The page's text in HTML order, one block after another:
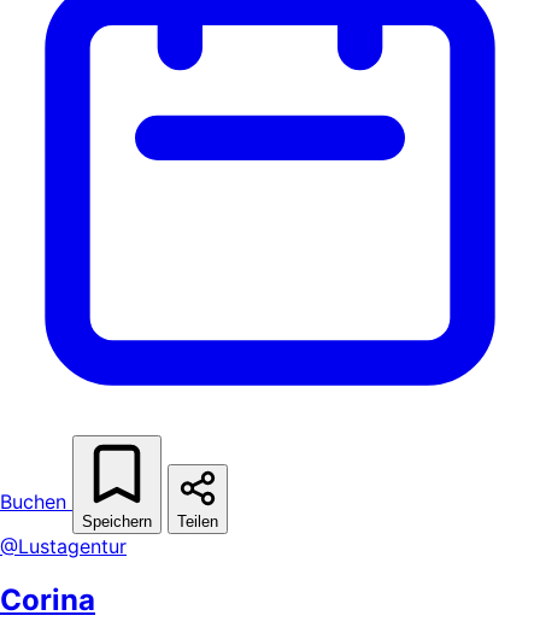
Buchen
Speichern Teilen
@Lustagentur
Corina